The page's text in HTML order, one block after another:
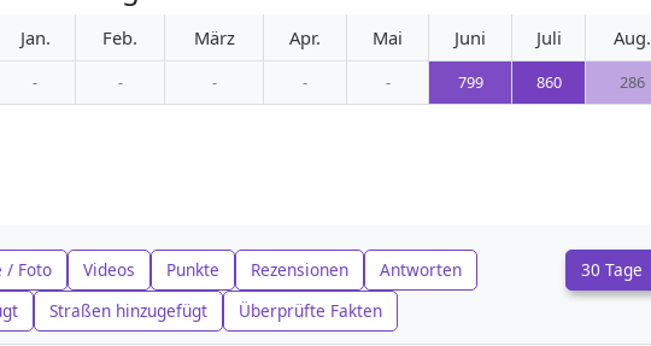
Jan. Feb. März Apr. Mai Juni Juli Aug.
- - - - - 799 860 286
/ Foto Videos Punkte Rezensionen
Antworten
Straßen hinzugefügt Überprüfte Fakten
30 Tage